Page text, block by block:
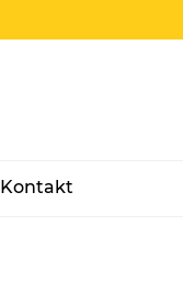
Kontakt